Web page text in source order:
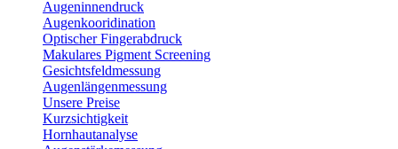
Augeninnendruck
Augenkooridination
Optischer Fingerabdruck
Makulares Pigment Screening
Gesichtsfeldmessung
Augenlängenmessung
Unsere Preise
Kurzsichtigkeit
Hornhautanalyse